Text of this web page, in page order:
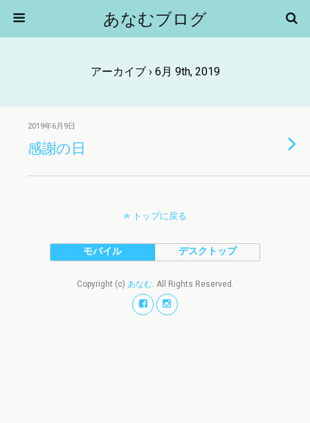
あなむブログ
アーカイブ › 6月 9th, 2019
2019年6月9日
感謝の日
トップに戻る
モバイル デスクトップ
Copyright (c) あなむ. All Rights Reserved.